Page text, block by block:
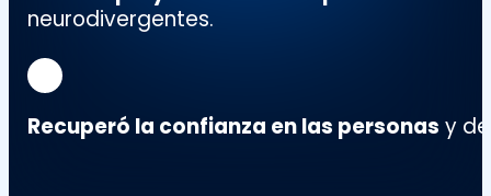
neurodivergentes.
Recuperó la confianza en las personas y